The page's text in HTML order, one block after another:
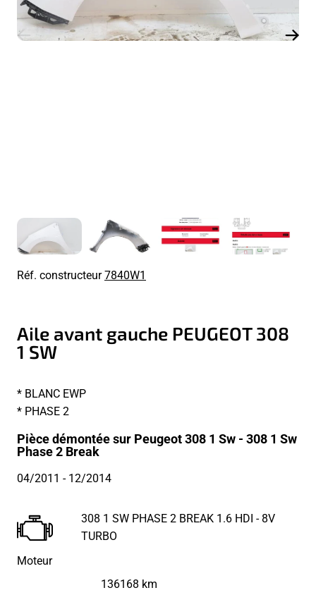
Réf. constructeur7840W1
Aile avant gauche PEUGEOT 308
1 SW
* BLANC EWP
* PHASE 2
Pièce démontée sur Peugeot 308 1 Sw - 308 1 Sw
Phase 2 Break
04/2011 - 12/2014
Moteur
308 1 SW PHASE 2 BREAK 1.6 HDI - 8V
TURBO
136168 km